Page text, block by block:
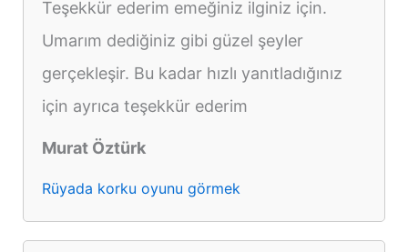
Teşekkür ederim emeğiniz ilginiz için.
Umarım dediğiniz gibi güzel şeyler
gerçekleşir. Bu kadar hızlı yanıtladığınız
için ayrıca teşekkür ederim
Murat Öztürk
Rüyada korku oyunu görmek